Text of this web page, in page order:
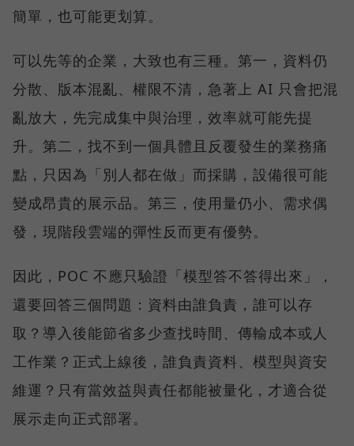
簡單，也可能更划算。
可以先等的企業，大致也有三種。第一，資料仍
分散、版本混亂、權限不清，急著上 AI 只會把混
亂放大，先完成集中與治理，效率就可能先提
升。第二，找不到一個具體且反覆發生的業務痛
點，只因為「別人都在做」而採購，設備很可能
變成昂貴的展示品。第三，使用量仍小、需求偶
發，現階段雲端的彈性反而更有優勢。
因此，POC 不應只驗證「模型答不答得出來」，
還要回答三個問題：資料由誰負責，誰可以存
取？導入後能節省多少查找時間、傳輸成本或人
工作業？正式上線後，誰負責資料、模型與資安
維運？只有當效益與責任都能被量化，才適合從
展示走向正式部署。